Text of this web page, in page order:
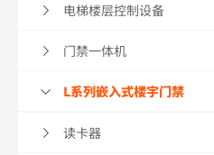
电梯楼层控制设备
门禁一体机
L系列嵌入式楼宇门禁
读卡器